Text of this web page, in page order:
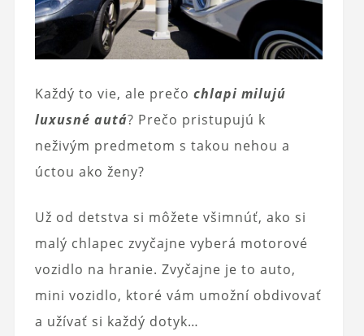
Každý to vie, ale prečo chlapi milujú
luxusné autá? Prečo pristupujú k
neživým predmetom s takou nehou a
úctou ako ženy?
Už od detstva si môžete všimnúť, ako si
malý chlapec zvyčajne vyberá motorové
vozidlo na hranie. Zvyčajne je to auto,
mini vozidlo, ktoré vám umožní obdivovať
a užívať si každý dotyk…